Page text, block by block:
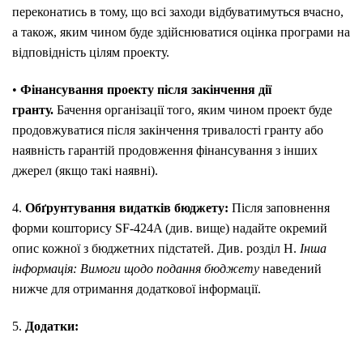
переконатись в тому, що всі заходи відбуватимуться вчасно,
а також, яким чином буде здійснюватися оцінка програми на
відповідність цілям проекту.
• Фінансування проекту після закінчення дії
гранту. Бачення організації того, яким чином проект буде
продовжуватися після закінчення тривалості гранту або
наявність гарантій продовження фінансування з інших
джерел (якщо такі наявні).
4. Обґрунтування видатків бюджету: Після заповнення
форми кошторису SF-424A (див. вище) надайте окремий
опис кожної з бюджетних підстатей. Див. розділ H. Інша
інформація: Вимоги щодо подання бюджету наведений
нижче для отримання додаткової інформації.
5. Додатки: